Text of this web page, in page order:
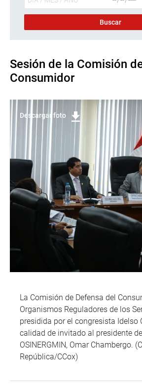
Sesión de la Comisión
Consumidor
Descargar foto
La Comisión de Defensa del
Organismos Reguladores de los
presidida por el congresista Idelso
calidad de invitado al presidente
OSINERGMIN, Omar Chambergo.
República/CCox)